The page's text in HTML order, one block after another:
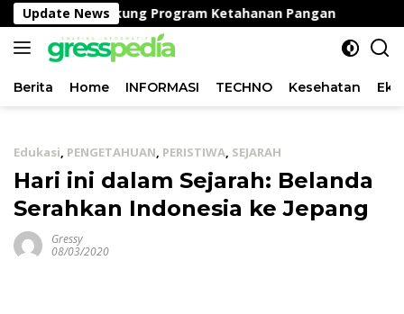
Langsung
ke
konten
Update News
Dukung Program Ketahanan Pangan
Berita Home INFORMASI TECHNO Kesehatan
Edukasi, PENGETAHUAN, PERISTIWA, SEJARAH
Hari ini dalam Sejarah: Belanda
Serahkan Indonesia ke Jepang
Gressy
08/03/2020